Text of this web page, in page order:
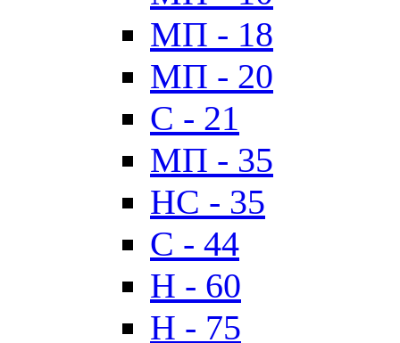
МП - 18
МП - 20
C - 21
МП - 35
HC - 35
C - 44
H - 60
H - 75